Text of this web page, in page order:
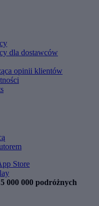
dla dostawców
opinii klientów
5 000 000 podróżnych